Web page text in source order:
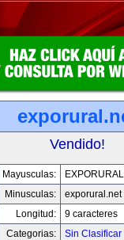
Vendido!
Mayusculas:
Minusculas:
exporural.net
Longitud:
9 caracteres
Categorias:
Sin Clasificar